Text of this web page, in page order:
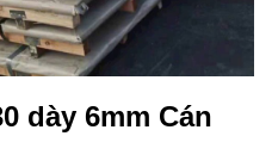
dày 6mm Cán